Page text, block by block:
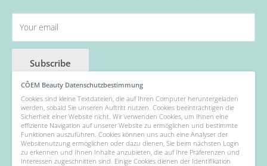
Wellness Pflege, Hand & Body Lotions
Zubehör & Hilfsmittel
Angebot der Woche
Your email
Subscribe
Follow Us
CÔEM Beauty Datenschutzbestimmung
Cookies sind kleine Textdateien, die auf Ihren Computer heruntergeladen
werden, sobald Sie unseren Auftritt nutzen. Cookies beeinträchtigen die
Sicherheit einer Website nicht. Wir verwenden Cookies, um Ihnen eine
effiziente Navigation auf unserer Website zu ermöglichen und bestimmte
Funktionen auszuführen. Cookies können uns auch eine Analyser der
Websitenutzung ermöglichen oder dazu dienen, Sie beim nächsten Login
zu erkennen und Ihnen Inhalte anzubieten, die auf Ihre Präferenzen und
Interessen zugeschnitten sind. Einige Cookies dienen der Identifikation